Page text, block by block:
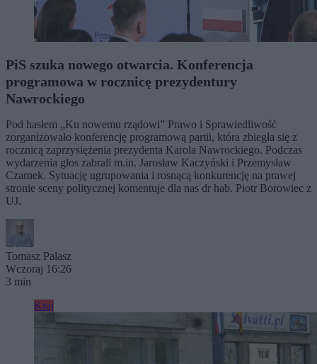
PiS szuka nowego otwarcia. Konferencja
programowa w rocznicę prezydentury
Nawrockiego
Pod hasłem „Ku nowemu rządowi” Prawo i Sprawiedliwość
zorganizowało konferencję programową partii, która zbiegła się z
rocznicą zaprzysiężenia prezydenta Karola Nawrockiego. Podczas
wydarzenia głos zabrali m.in. Jarosław Kaczyński i Przemysław
Czarnek. Sytuację ugrupowania i rosnącą konkurencję na prawej
stronie sceny politycznej komentuje dla nas dr hab. Piotr Borowiec z
UJ.
Tomasz Pałasz
Wczoraj 16:26
3 min
Kraj